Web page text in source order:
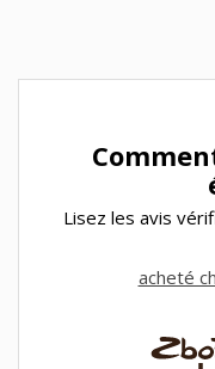
Lisez les avis
acheté